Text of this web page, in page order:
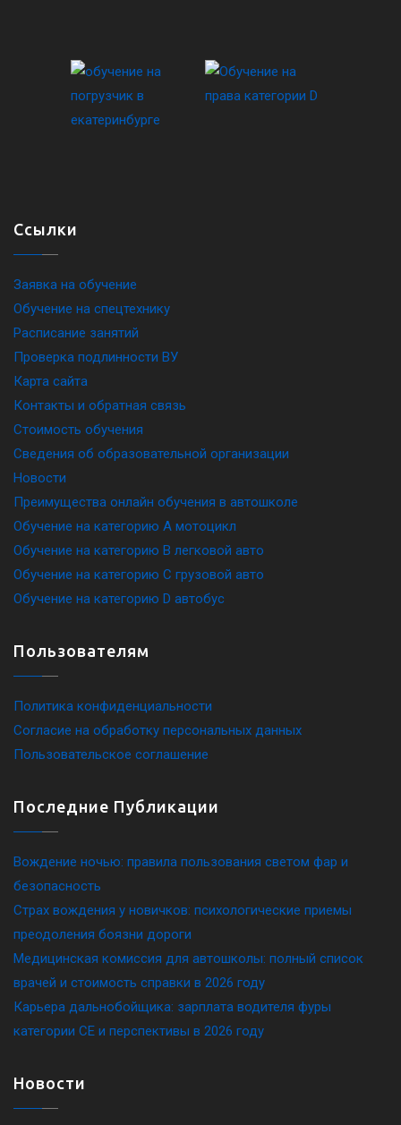
Ссылки
Заявка на обучение
Обучение на спецтехнику
Расписание занятий
Проверка подлинности ВУ
Карта сайта
Контакты и обратная связь
Стоимость обучения
Сведения об образовательной организации
Новости
Преимущества онлайн обучения в автошколе
Обучение на категорию A мотоцикл
Обучение на категорию B легковой авто
Обучение на категорию C грузовой авто
Обучение на категорию D автобус
Пользователям
Политика конфиденциальности
Согласие на обработку персональных данных
Пользовательское соглашение
Последние Публикации
Вождение ночью: правила пользования светом фар и
безопасность
Страх вождения у новичков: психологические приемы
преодоления боязни дороги
Медицинская комиссия для автошколы: полный список
врачей и стоимость справки в 2026 году
Карьера дальнобойщика: зарплата водителя фуры
категории CE и перспективы в 2026 году
Новости